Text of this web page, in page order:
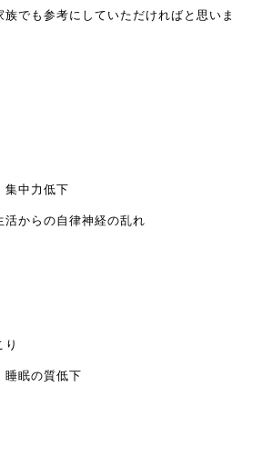
でも参考にしていただければと思いま
集中力低下
活からの自律神経の乱れ
り
睡眠の質低下